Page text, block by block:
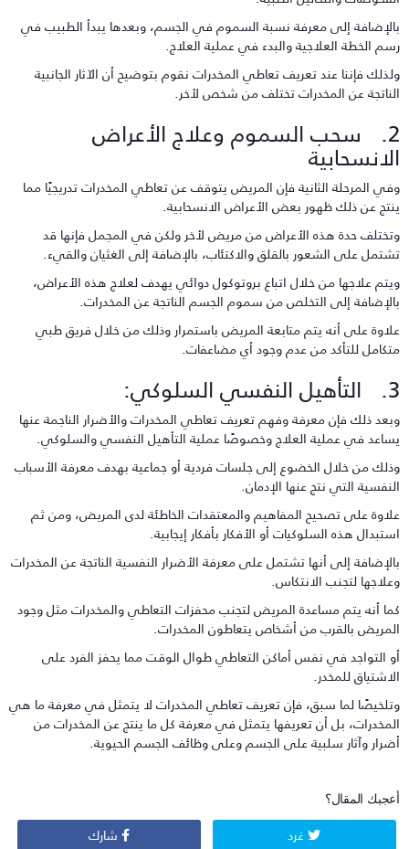
إلى معرفة نسبة السموم في الجسم، وبعدها يبدأ الطبيب في
الخطة العلاجية والبدء في عملية العلاج.
فإننا عند تعريف تعاطي المخدرات نقوم بتوضيح أن الآثار الجانبية
عن المخدرات تختلف من شخص لأخر.
2. سحب السموم وعلاج الأعراض
المرحلة الثانية فإن المريض يتوقف عن تعاطي المخدرات تدريجيًا مما
عن ذلك ظهور بعض الأعراض الانسحابية.
حدة هذه الأعراض من مريض لأخر ولكن في المجمل فإنها قد
على الشعور بالقلق والاكتئاب، بالإضافة إلى الغثيان والقيء.
علاجها من خلال اتباع بروتوكول دوائي يهدف لعلاج هذه الأعراض،
إلى التخلص من سموم الجسم الناتجة عن المخدرات.
على أنه يتم متابعة المريض باستمرار وذلك من خلال فريق طبي
للتأكد من عدم وجود أي مضاعفات.
ذلك فإن معرفة وفهم تعريف تعاطي المخدرات والأضرار الناجمة عنها
في عملية العلاج وخصوصًا عملية التأهيل النفسي والسلوكي.
من خلال الخضوع إلى جلسات فردية أو جماعية بهدف معرفة الأسباب
التي نتج عنها الإدمان.
على تصحيح المفاهيم والمعتقدات الخاطئة لدى المريض، ومن ثم
هذه السلوكيات أو الأفكار بأفكار إيجابية.
إلى أنها تشتمل على معرفة الأضرار النفسية الناتجة عن المخدرات
لتجنب الانتكاس.
أنه يتم مساعدة المريض لتجنب محفزات التعاطي والمخدرات مثل وجود
بالقرب من أشخاص يتعاطون المخدرات.
التواجد في نفس أماكن التعاطي طوال الوقت مما يحفز الفرد على
للمخدر.
لما سبق، فإن تعريف تعاطي المخدرات لا يتمثل في معرفة ما هي
بل أن تعريفها يتمثل في معرفة كل ما ينتج عن المخدرات من
وآثار سلبية على الجسم وعلى وظائف الجسم الحيوية.
المقال؟
غرد
شارك